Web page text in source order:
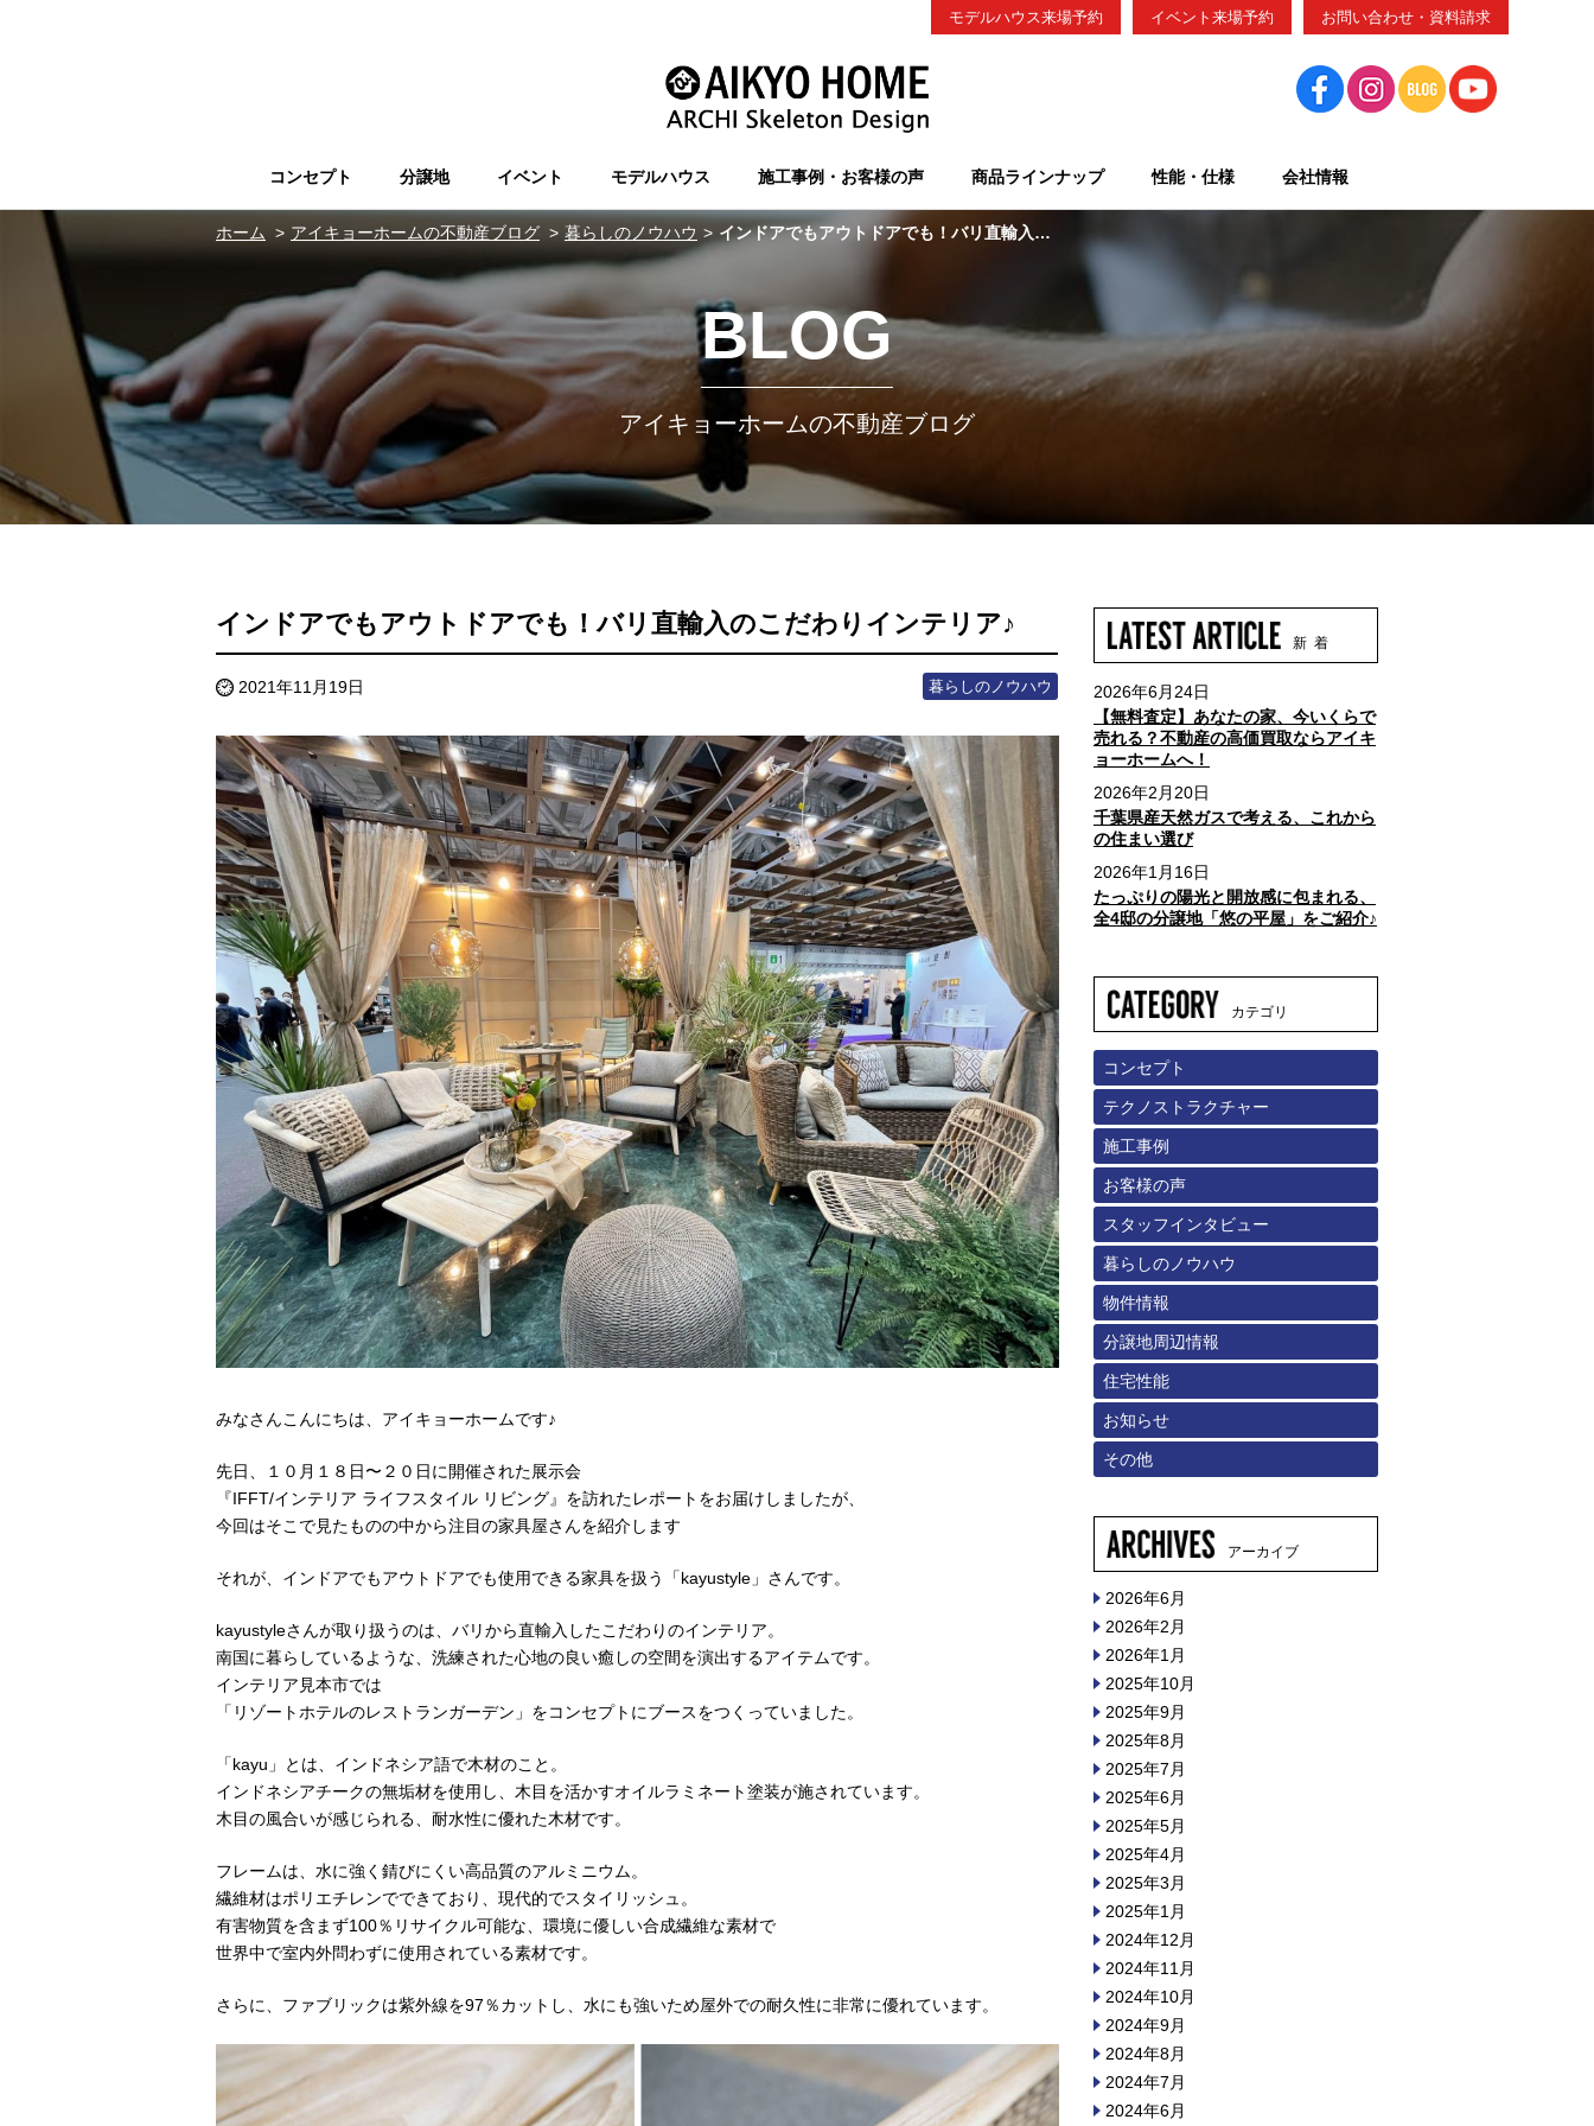
コンセプト 分譲地 イベント モデルハウス 施工事例・お客様の声 商品ラインナップ 性能・仕様 会社情報
モデルハウス来場予約 イベント来場予約 お問い合わせ・資料請求
ホーム アイキョーホームの不動産ブログ 暮らしのノウハウ インドアでもアウトドアでも！バリ直輸入のこだわりインテリア♪
BLOG
アイキョーホームの不動産ブログ
インドアでもアウトドアでも！バリ直輸入のこだわりインテリア♪
2021年11月19日 暮らしのノウハウ
みなさんこんにちは、アイキョーホームです♪
先日、１０月１８日〜２０日に開催された展示会
『IFFT/インテリア ライフスタイル リビング』を訪れたレポートをお届けしましたが、
今回はそこで見たものの中から注目の家具屋さんを紹介します
それが、インドアでもアウトドアでも使用できる家具を扱う「kayustyle 」さんです。
kayustyleさんが取り扱うのは、バリから直輸入したこだわりのインテリア。
南国に暮らしているような、洗練された心地の良い癒しの空間を演出するアイテムです。
インテリア見本市では
「リゾートホテルのレストランガーデン」をコンセプトにブースをつくっていました。
「kayu 」とは、インドネシア語で木材のこと。
インドネシアチークの無垢材を使用し、木目を活かすオイルラミネート塗装が施されています。
木目の風合いが感じられる、耐水性に優れた木材です。
フレームは、水に強く錆びにくい高品質のアルミニウム。
繊維材はポリエチレンでできており、現代的でスタイリッシュ。
有害物質を含まず100％リサイクル可能な、環境に優しい合成繊維な素材で
世界中で室内外問わずに使用されている素材です。
さらに、ファブリックは紫外線を97％カットし、水にも強いため屋外での耐久性に非常に優れています。
新 着
2026年6月24日
【無料査定】あなたの家、今いくらで
売れる？不動産の高価買取ならアイキ
ョーホームへ！
2026年2月20日
千葉県産天然ガスで考える、これから
の住まい選び
2026年1月16日
たっぷりの陽光と開放感に包まれる、
全4邸の分譲地「悠の平屋」をご紹介♪
カテゴリ
コンセプト
テクノストラクチャー
施工事例
お客様の声
スタッフインタビュー
暮らしのノウハウ
物件情報
分譲地周辺情報
住宅性能
お知らせ
その他
アーカイブ
2026年6月
2026年2月
2026年1月
2025年10月
2025年9月
2025年8月
2025年7月
2025年6月
2025年5月
2025年4月
2025年3月
2025年1月
2024年12月
2024年11月
2024年10月
2024年9月
2024年8月
2024年7月
2024年6月